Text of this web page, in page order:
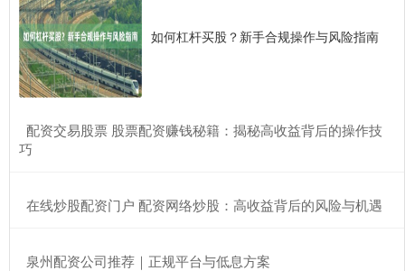
如何杠杆买股？新手合规操作与风险指南
​配资交易股票 股票配资赚钱秘籍：揭秘高收益背后的操作技
巧
​在线炒股配资门户 配资网络炒股：高收益背后的风险与机遇
​泉州配资公司推荐｜正规平台与低息方案